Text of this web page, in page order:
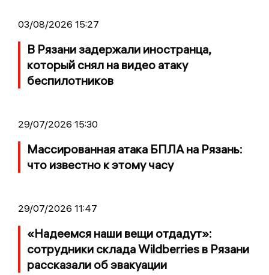
03/08/2026 15:27
В Рязани задержали иностранца,
который снял на видео атаку
беспилотников
29/07/2026 15:30
Массированная атака БПЛА на Рязань:
что известно к этому часу
29/07/2026 11:47
«Надеемся наши вещи отдадут»:
сотрудники склада Wildberries в Рязани
рассказали об эвакуации